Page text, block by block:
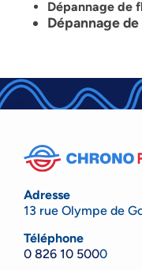
Dépannage de
Dépannage
Adresse
13 rue Olympe de
Téléphone
0 826 10 5000